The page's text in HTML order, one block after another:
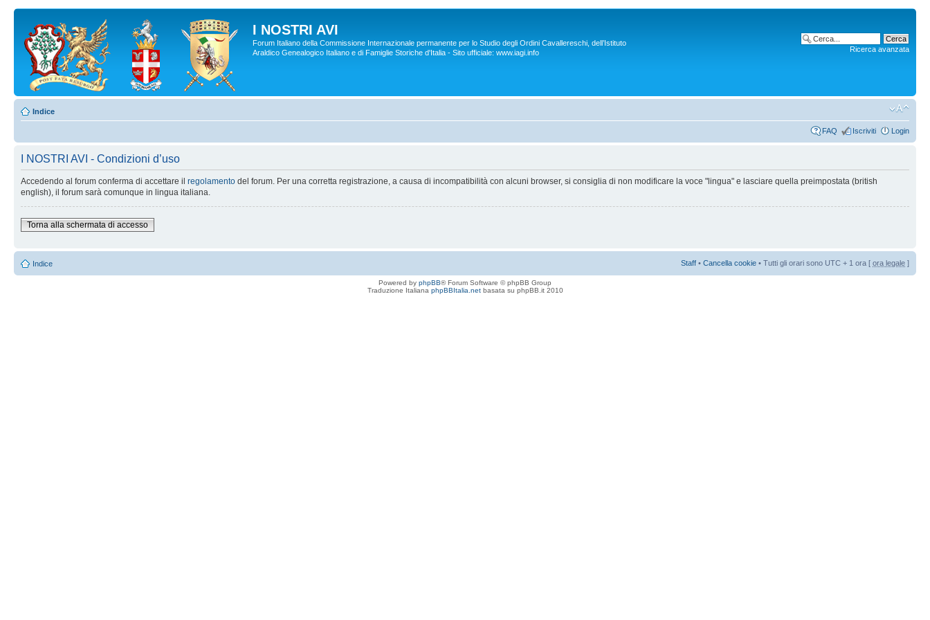
I NOSTRI AVI
Forum Italiano della Commissione Internazionale permanente per lo Studio degli Ordini Cavallereschi, dell’Istituto
Araldico Genealogico Italiano e di Famiglie Storiche d'Italia - Sito ufficiale: www.iagi.info
Ricerca avanzata
Indice
FAQ Iscriviti Login
I NOSTRI AVI - Condizioni d’uso
Accedendo al forum conferma di accettare il regolamento del forum. Per una corretta registrazione, a causa di incompatibilità con alcuni browser, si consiglia di non modificare la voce "lingua" e lasciare quella preimpostata (british
english), il forum sarà comunque in lingua italiana.
Torna alla schermata di accesso
Indice Staff • Cancella cookie • Tutti gli orari sono UTC + 1 ora [ ora legale ]
Powered by phpBB® Forum Software © phpBB Group
Traduzione Italiana phpBBItalia.netbasata su phpBB.it 2010